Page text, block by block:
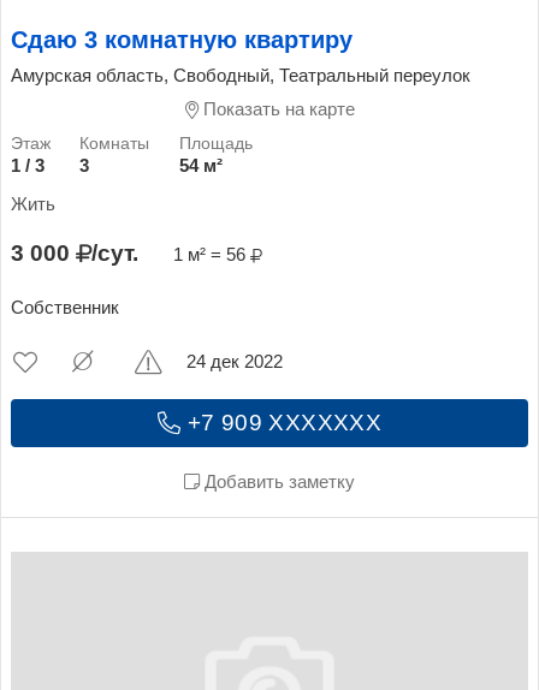
Сдаю 3 комнатную квартиру
Амурская область, Свободный, Театральный переулок
Показать на карте
1 / 3 3
54 м²
Жить
3 000 /сут. 1 м² = 56
Собственник
+7 909 XXXXXXX
Добавить заметку
24 дек 2022